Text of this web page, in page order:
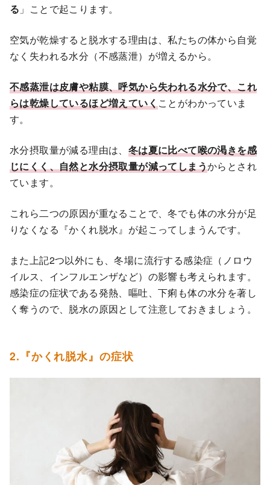
る 」ことで起こります。
空気が乾燥すると脱水する理由は、私たちの体から自覚
なく失われる水分（不感蒸泄）が増えるから。
不感蒸泄は皮膚や粘膜、呼気から失われる水分で、これ
らは乾燥しているほど増えていくことがわかっていま
す。
水分摂取量が減る理由は、 冬は夏に比べて喉の渇きを感
じにくく、自然と水分摂取量が減ってしまうからとされ
ています。
これら二つの原因が重なることで、冬でも体の水分が足
りなくなる『かくれ脱水』が起こってしまうんです。
また上記2つ以外にも、冬場に流行する感染症（ノロウ
イルス、インフルエンザなど）の影響も考えられます。
感染症の症状である発熱、嘔吐、下痢も体の水分を著し
く奪うので、脱水の原因として注意しておきましょう。
2.『かくれ脱水』の症状